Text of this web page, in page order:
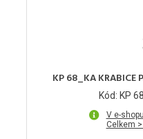
KP 68_KA KRABICE
Kód: KP
V e-
Celkem